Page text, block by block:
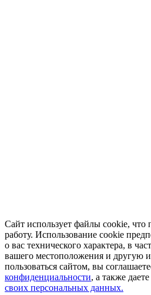
Сайт использует файлы cookie, что
работу. Использование cookie
о вас технического характера, в
вашего местоположения и другую
пользоваться сайтом, вы
конфиденциальности, а также
своих персональных данных.